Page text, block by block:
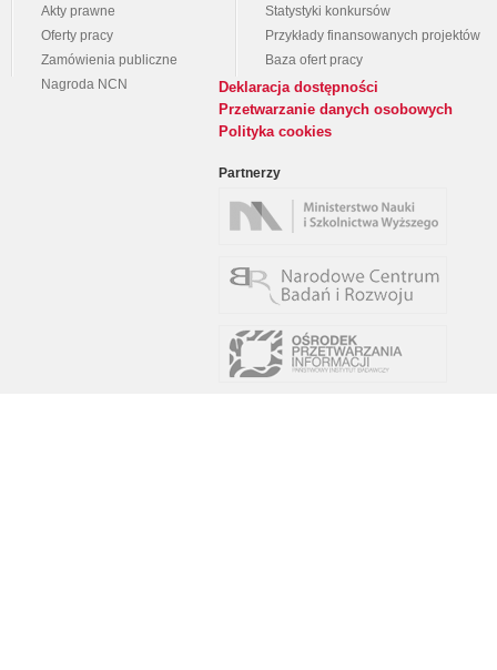
Akty prawne
Oferty pracy
Zamówienia publiczne
Nagroda NCN
Statystyki konkursów
Przykłady finansowanych projektów
Baza ofert pracy
Deklaracja dostępności
Przetwarzanie danych osobowych
Polityka cookies
Partnerzy